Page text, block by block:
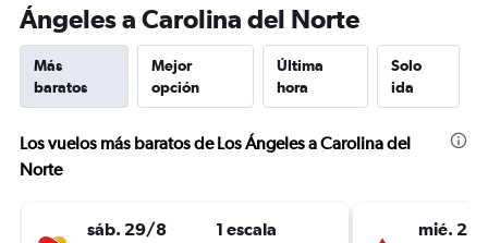
Ángeles a Carolina del Norte
Más
baratos
Mejor
opción
Última
hora
Solo
ida
Los vuelos más baratos de Los Ángeles a Carolina del
Norte
sáb. 29/8 1 escala mié.